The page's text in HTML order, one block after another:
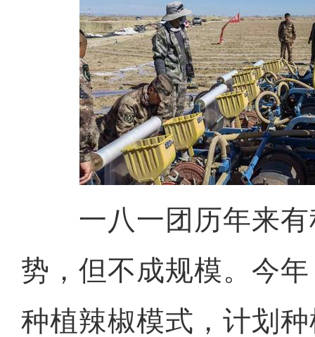
一八一团历年来有
势，但不成规模。今
种植辣椒模式，计划